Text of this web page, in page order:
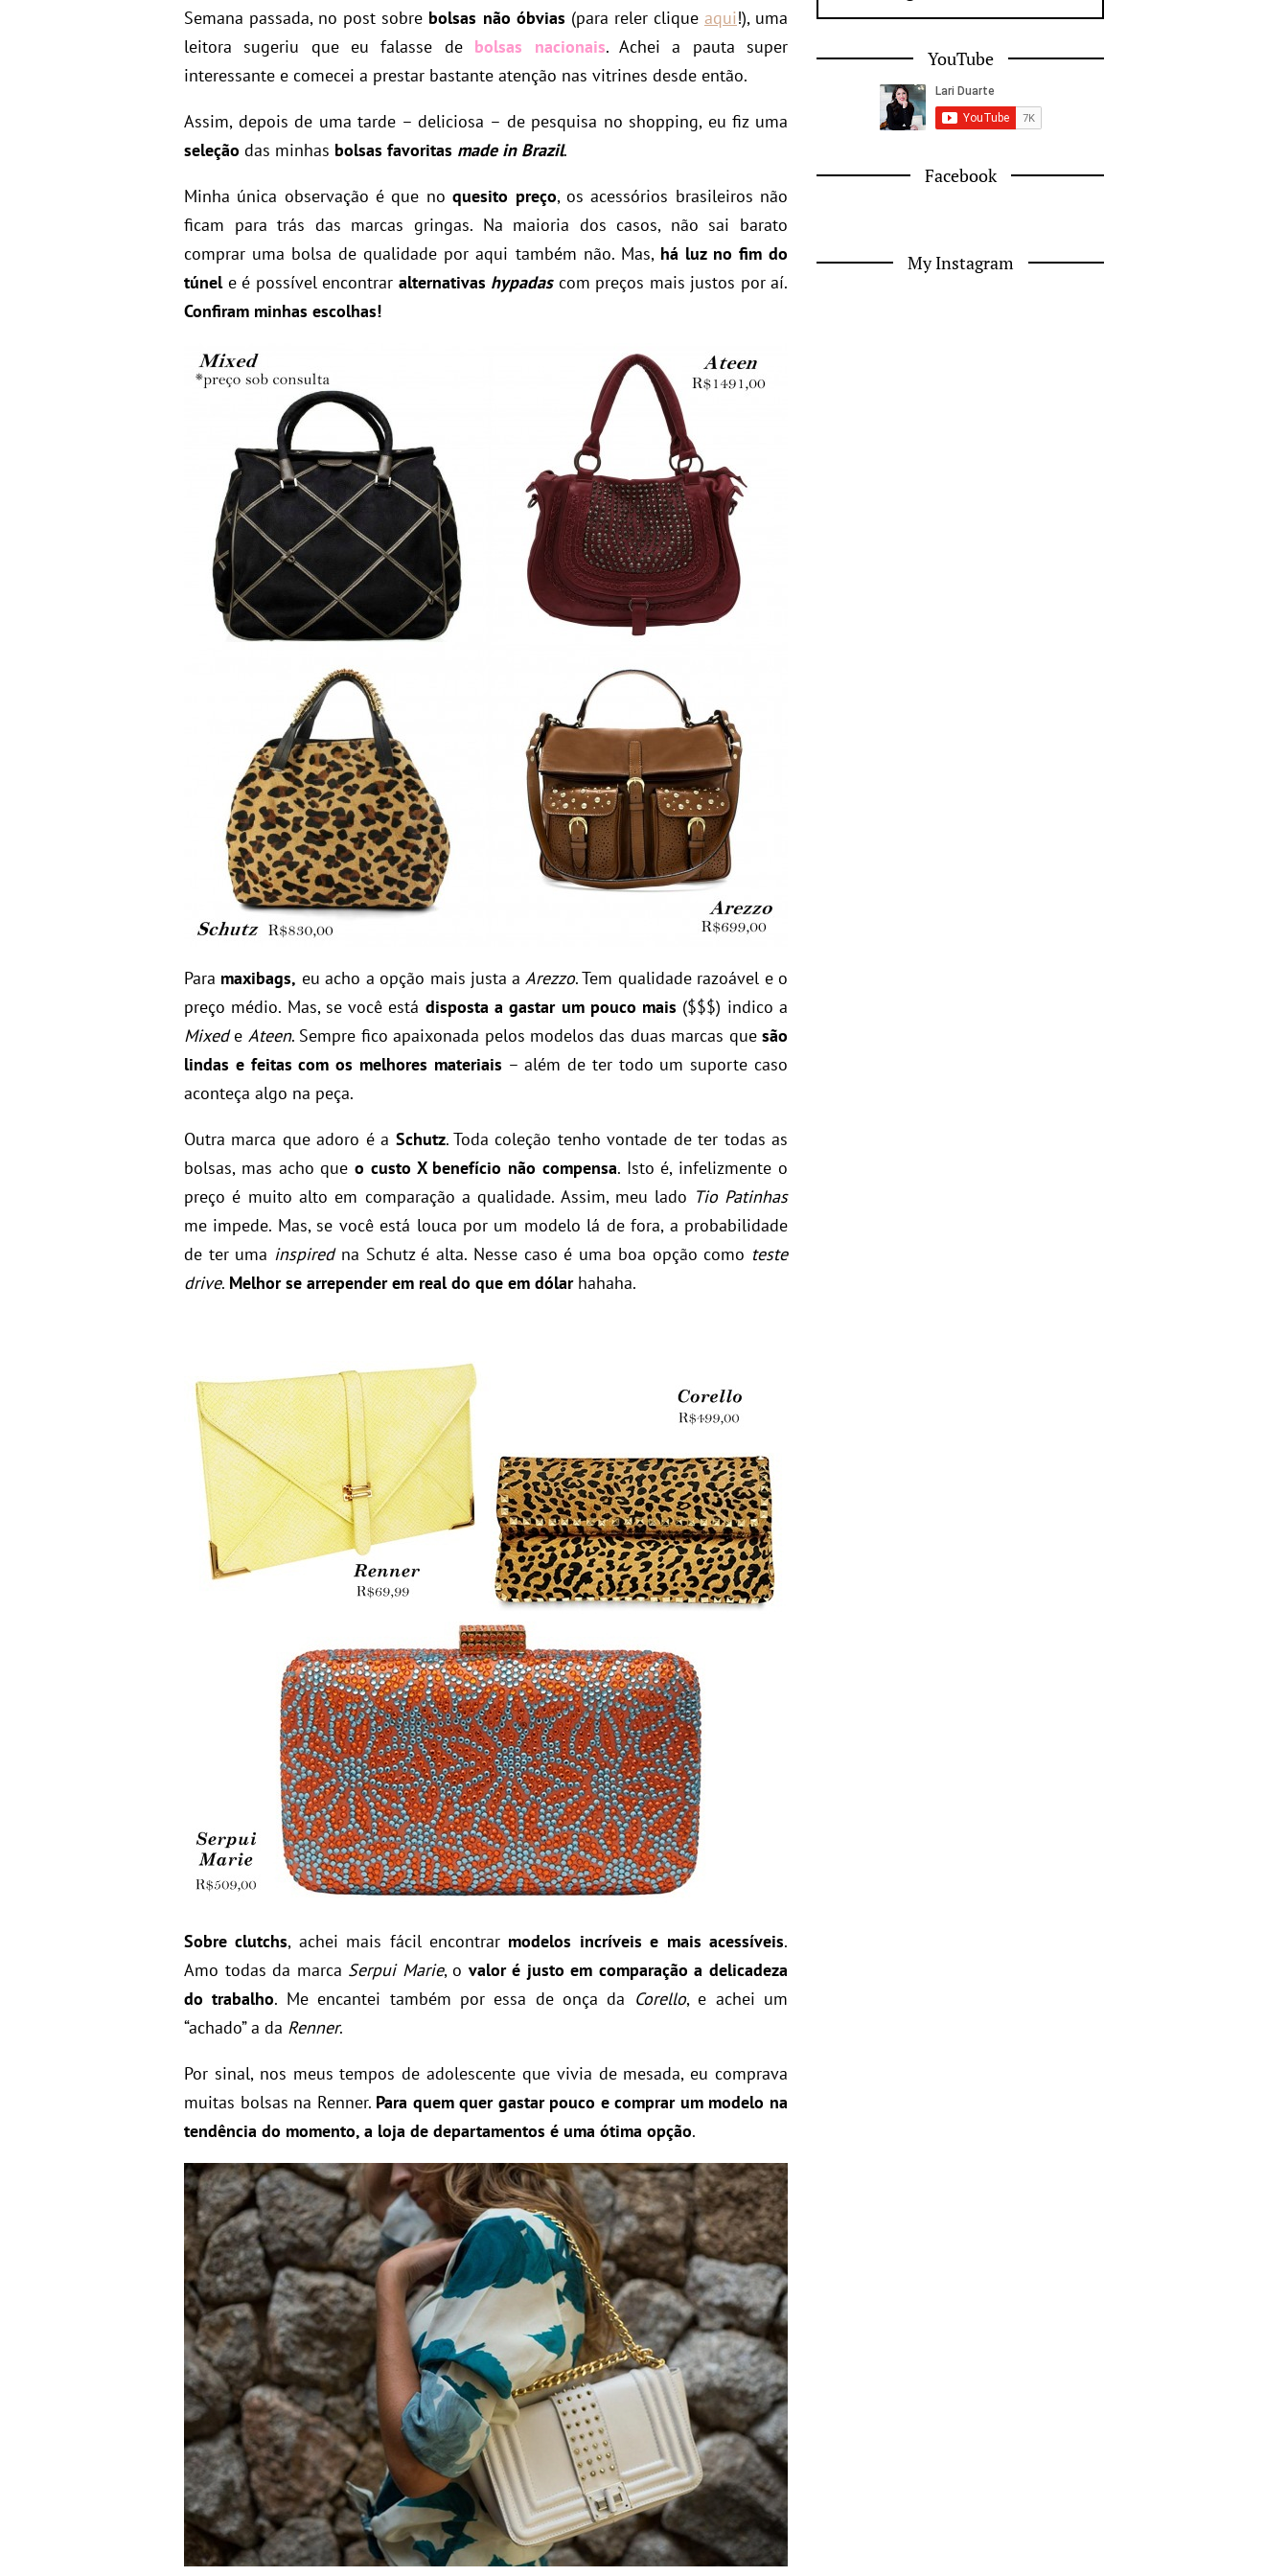
Semana passada, no post sobre bolsas não óbvias (para reler clique aqui!), uma
leitora sugeriu que eu falasse de bolsas nacionais. Achei a pauta super
interessante e comecei a prestar bastante atenção nas vitrines desde então.
Assim, depois de uma tarde – deliciosa – de pesquisa no shopping, eu fiz uma
seleção das minhas bolsas favoritas made in Brazil.
Minha única observação é que noquesito preço, os acessórios brasileiros não
ficam para trás das marcas gringas. Na maioria dos casos, não sai barato
comprar uma bolsa de qualidade por aqui também não. Mas, há luz no fim do
túnele é possível encontrar alternativas hypadascom preços mais justos por aí.
Confiram minhas escolhas!
Para maxibags, eu acho a opção mais justa a Arezzo. Tem qualidade razoável e o
preço médio. Mas, se você está disposta a gastar um pouco mais ($$$) indico a
Mixede Ateen. Sempre fico apaixonada pelos modelos das duas marcas quesão
lindas e feitas com os melhores materiais – além de ter todo um suporte caso
aconteça algo na peça.
Outra marca que adoro é a Schutz. Toda coleção tenho vontade de ter todas as
bolsas, mas acho queo custo X benefício não compensa. Isto é, infelizmente o
preço é muito alto em comparação a qualidade. Assim, meu lado Tio Patinhas
me impede. Mas, se você está louca por um modelo lá de fora, a probabilidade
de ter uma inspiredna Schutz é alta. Nesse caso é uma boa opção como teste
drive. Melhor se arrepender em real do que em dólarhahaha.
Sobre clutchs, achei mais fácil encontrar modelos incríveis e mais acessíveis.
Amo todas da marca Serpui Marie, o valor é justo em comparação a delicadeza
do trabalho. Me encantei também por essa de onça da Corello, e achei um
“achado” a da Renner.
Por sinal, nos meus tempos de adolescente que vivia de mesada, eu comprava
muitas bolsas na Renner. Para quem quer gastar pouco e comprar um modelo na
tendência do momento, a loja de departamentos é uma ótima opção.
YouTube
Facebook
My Instagram